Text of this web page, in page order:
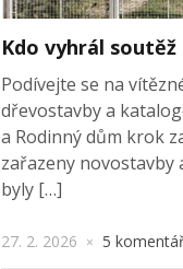
Kdo vyhrál
Podívejte se na
dřevostavby a
a Rodinný dům krok
zařazeny novostavby
byly […]
27. 2. 2026 × 5